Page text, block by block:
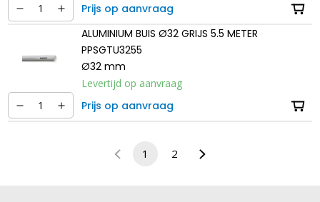
Prijs op aanvraag
ALUMINIUM BUIS Ø32 GRIJS 5.5 METER
PPSGTU3255
Ø32 mm
Levertijd op aanvraag
Prijs op aanvraag
1 2